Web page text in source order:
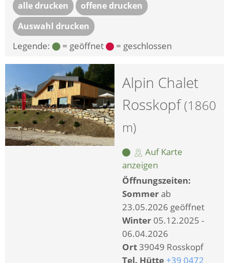
alle drucken
offene drucken
Auswahl drucken
Legende: = geöffnet = geschlossen
Alpin Chalet
Rosskopf(1860
m)
Auf Karte
anzeigen
Öffnungszeiten:
Sommerab
23.05.2026 geöffnet
Winter 05.12.2025 -
06.04.2026
Ort39049 Rosskopf
Tel. Hütte +39 0472